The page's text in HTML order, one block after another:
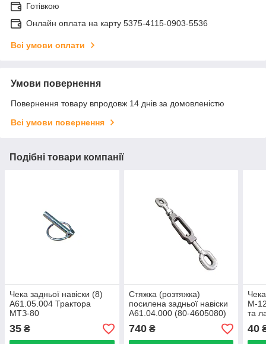
Готівкою
Онлайн оплата на карту 5375-4115-0903-5536
Всі умови оплати
Умови повернення
Повернення товару впродовж 14 днів за домовленістю
Всі умови повернення
Подібні товари компанії
Чека задньої навіски (8)
А61.05.004 Трактора
МТЗ-80
35 ₴
Стяжка (розтяжка)
посилена задньої навіски
А61.04.000 (80-4605080)
МТЗ, ЮМЗ
740₴
М-
та
40